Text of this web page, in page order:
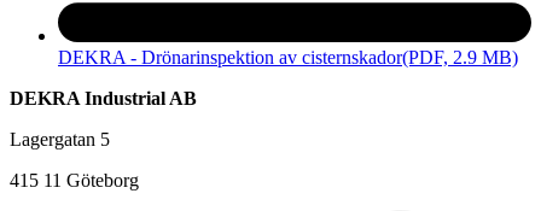
DEKRA - Drönarinspektion av cisternskador(PDF, 2.9 MB)
DEKRA Industrial AB
Lagergatan 5
415 11 Göteborg